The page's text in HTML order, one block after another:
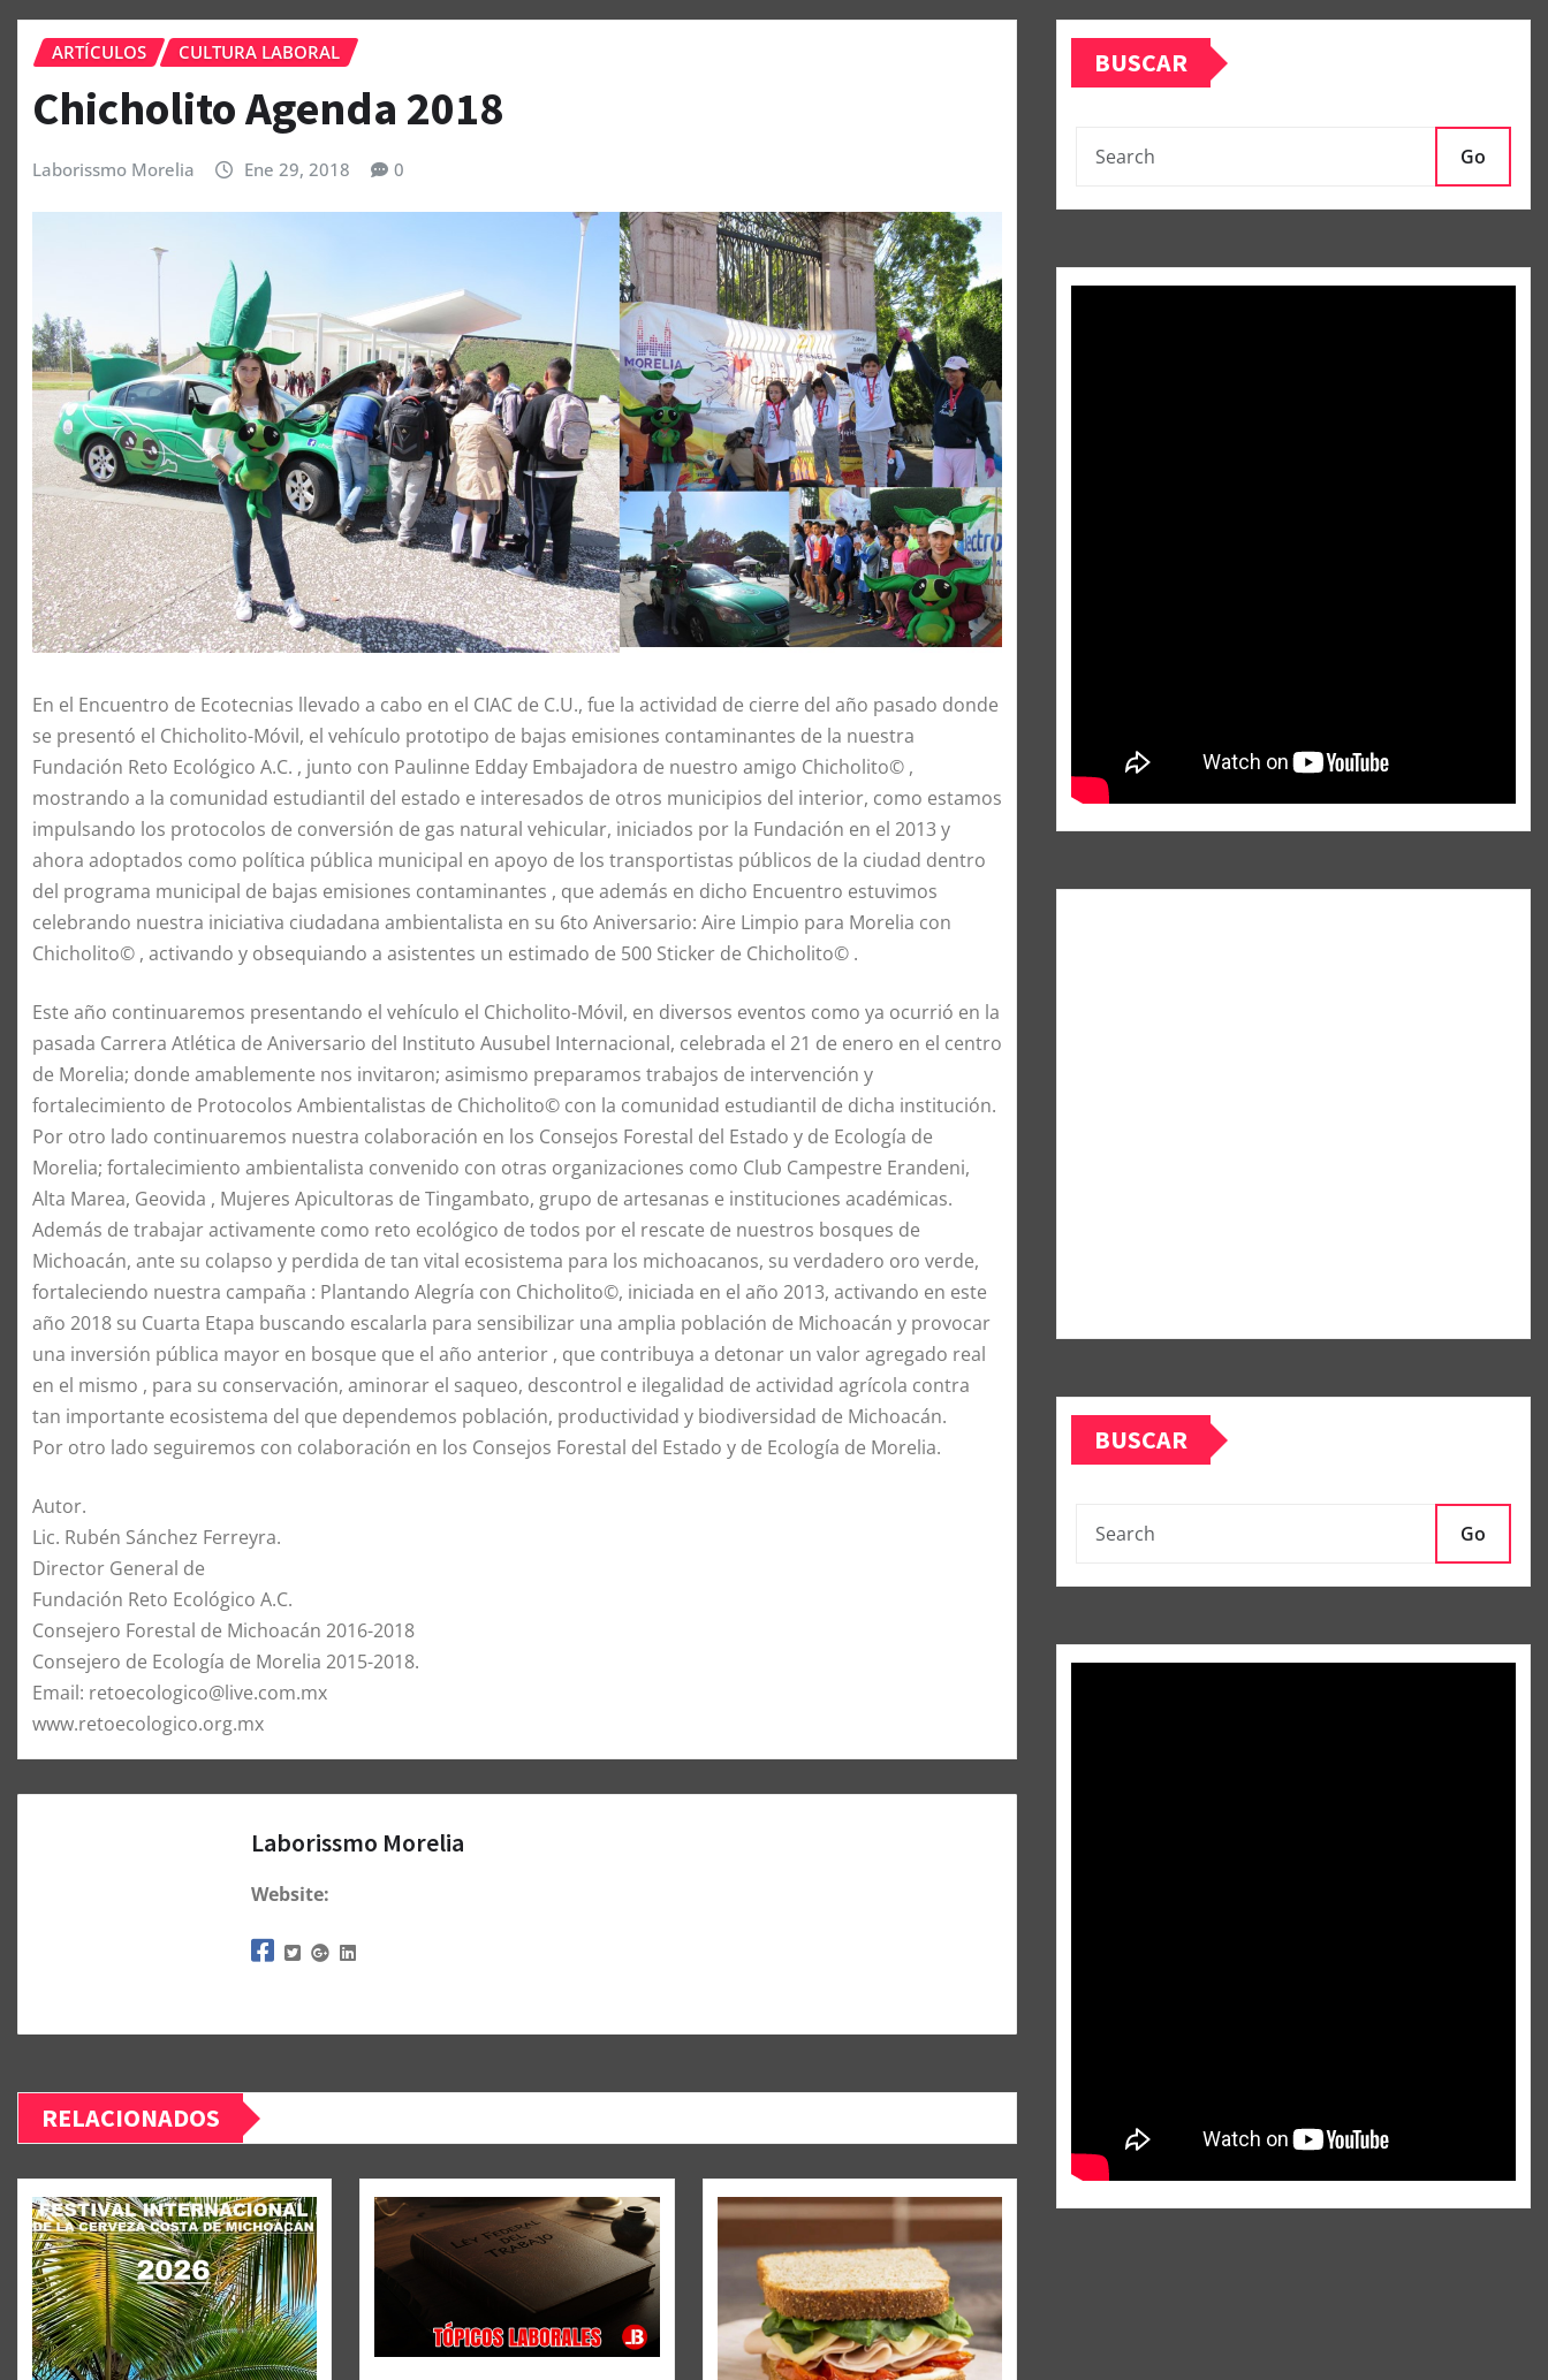
ARTÍCULOS CULTURA LABORAL
Chicholito Agenda 2018⁩
Laborissmo Morelia Ene 29, 2018 0
En el Encuentro de Ecotecnias llevado a cabo en el CIAC de C.U., fue la actividad de cierre del año pasado donde
se presentó el Chicholito-Móvil, el vehículo prototipo de bajas emisiones contaminantes de la nuestra
Fundación Reto Ecológico A.C. , junto con Paulinne Edday Embajadora de nuestro amigo Chicholito© ,
mostrando a la comunidad estudiantil del estado e interesados de otros municipios del interior, como estamos
impulsando los protocolos de conversión de gas natural vehicular, iniciados por la Fundación en el 2013 y
ahora adoptados como política pública municipal en apoyo de los transportistas públicos de la ciudad dentro
del programa municipal de bajas emisiones contaminantes , que además en dicho Encuentro estuvimos
celebrando nuestra iniciativa ciudadana ambientalista en su 6to Aniversario: Aire Limpio para Morelia con
Chicholito© , activando y obsequiando a asistentes un estimado de 500 Sticker de Chicholito© .
Este año continuaremos presentando el vehículo el Chicholito-Móvil, en diversos eventos como ya ocurrió en la
pasada Carrera Atlética de Aniversario del Instituto Ausubel Internacional, celebrada el 21 de enero en el centro
de Morelia; donde amablemente nos invitaron; asimismo preparamos trabajos de intervención y
fortalecimiento de Protocolos Ambientalistas de Chicholito© con la comunidad estudiantil de dicha institución.
Por otro lado continuaremos nuestra colaboración en los Consejos Forestal del Estado y de Ecología de
Morelia; fortalecimiento ambientalista convenido con otras organizaciones como Club Campestre Erandeni,
Alta Marea, Geovida , Mujeres Apicultoras de Tingambato, grupo de artesanas e instituciones académicas.
Además de trabajar activamente como reto ecológico de todos por el rescate de nuestros bosques de
Michoacán, ante su colapso y perdida de tan vital ecosistema para los michoacanos, su verdadero oro verde,
fortaleciendo nuestra campaña : Plantando Alegría con Chicholito©, iniciada en el año 2013, activando en este
año 2018 su Cuarta Etapa buscando escalarla para sensibilizar una amplia población de Michoacán y provocar
una inversión pública mayor en bosque que el año anterior , que contribuya a detonar un valor agregado real
en el mismo , para su conservación, aminorar el saqueo, descontrol e ilegalidad de actividad agrícola contra
tan importante ecosistema del que dependemos población, productividad y biodiversidad de Michoacán.
Por otro lado seguiremos con colaboración en los Consejos Forestal del Estado y de Ecología de Morelia.
Autor.
Lic. Rubén Sánchez Ferreyra.
Director General de
Fundación Reto Ecológico A.C.
Consejero Forestal de Michoacán 2016-2018
Consejero de Ecología de Morelia 2015-2018.
Email: retoecologico@live.com.mx
www.retoecologico.org.mx
Laborissmo Morelia
Website:
RELACIONADOS
BUSCAR
Go
BUSCAR
Go